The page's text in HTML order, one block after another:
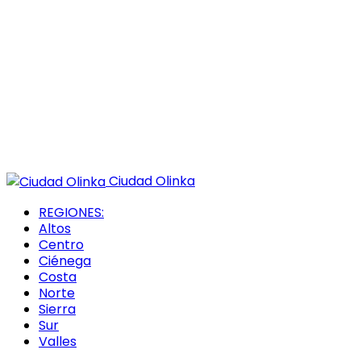
Ciudad Olinka
REGIONES:
Altos
Centro
Ciénega
Costa
Norte
Sierra
Sur
Valles